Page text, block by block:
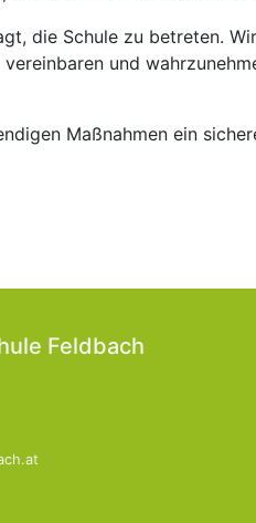
die Schule zu betreten.
und
Maßnahmen ein
Feldbach